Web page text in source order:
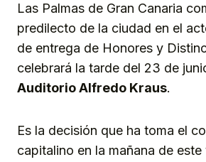
Las Palmas de Gran Canaria
predilecto de la ciudad en el
de entrega de Honores y
celebrará la tarde del 23 de
Auditorio Alfredo Kraus.
Es la decisión que ha toma el
capitalino en la mañana de este